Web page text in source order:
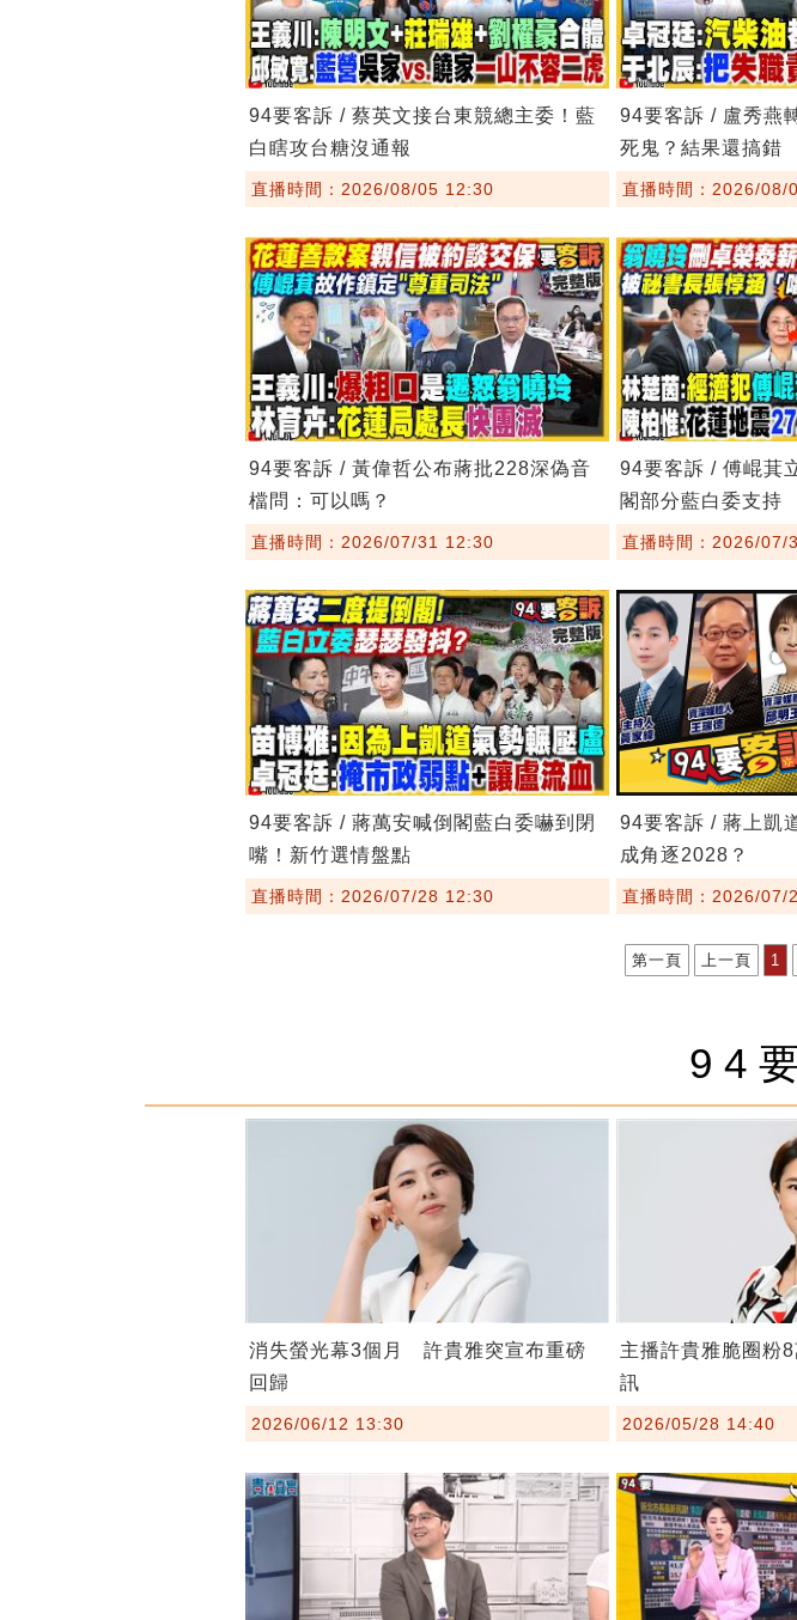
94要客訴 / 蔡英文接台東競總主委！藍
白瞎攻台糖沒通報
直播時間：2026/08/05 12:30
94要客訴 / 盧秀燕
死鬼？結果還搞錯
直播時間：2026/08/
94要客訴 / 黃偉哲公布蔣批228深偽音
檔問：可以嗎？
直播時間：2026/07/31 12:30
94要客訴 / 傅崐萁
閣部分藍白委支持
直播時間：2026/07/
94要客訴 / 蔣萬安喊倒閣藍白委嚇到閉
嘴！新竹選情盤點
直播時間：2026/07/28 12:30
94要客訴 / 蔣上凱
成角逐2028？
直播時間：2026/07/
第一頁 上一頁 1
94
消失螢光幕3個月 許貴雅突宣布重磅
回歸
2026/06/12 13:30
主播許貴雅脆圈
訊
2026/05/28 14:40